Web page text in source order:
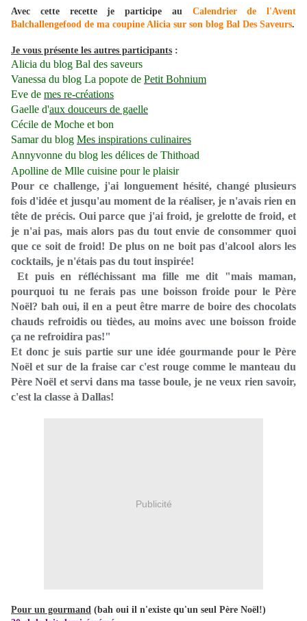
Avec cette recette je participe au Calendrier de l'Avent
Balchallengefood de ma coupine Alicia sur son blog Bal Des Saveurs.
Je vous présente les autres participants :
Alicia du blog Bal des saveurs
Vanessa du blog La popote de Petit Bohnium
Eve de mes re-créations
Gaelle d'aux douceurs de gaelle
Cécile de Moche et bon
Samar du blog Mes inspirations culinaires
Annyvonne du blog les délices de Thithoad
Apolline de Mlle cuisine pour le plaisir
Pour ce challenge, j'ai longuement hésité, changé plusieurs
fois d'idée et jusqu'au moment de la réaliser, je n'avais rien en
tête de précis. Oui parce que j'ai froid, je grelotte de froid, et
je n'ai pas, mais alors pas du tout envie de consommer quoi
que ce soit de froid! De plus on ne boit pas d'alcool alors les
cocktails, je n'étais pas du tout inspirée!
Et puis en réfléchissant ma fille me dit "mais maman,
pourquoi tu ne ferais pas une boisson froide pour le Père
Noël? bah oui, il en a peut être marre de boire des chocolats
chauds refroidis ou tièdes, au moins avec une boisson froide
ça ne refroidira pas!"
Et donc je suis partie sur une idée gourmande pour le Père
Noël et sur de la fraise car c'est rouge comme le manteau du
Père Noël et servi dans ma tasse boule, je ne veux rien savoir,
c'est la classe à Dallas!
Publicité
Pour un gourmand (bah oui il n'existe qu'un seul Père Noël!)